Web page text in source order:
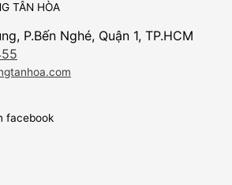
TÂN HÒA
P.Bến Nghé, Quận 1, TP.HCM
facebook